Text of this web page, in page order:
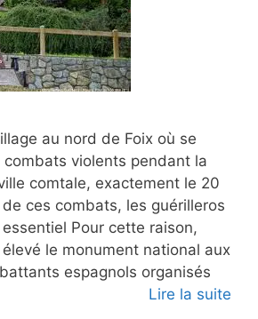
au nord de Foix où se
violents pendant la
comtale, exactement le 20
ces combats, les guérilleros
Pour cette raison,
élevé le monument national aux
espagnols organisés
Lire la suite